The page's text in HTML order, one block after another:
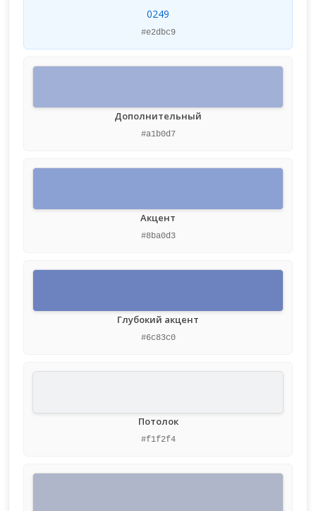
0249
#e2dbc9
Дополнительный
#a1b0d7
Акцент
#8ba0d3
Глубокий акцент
#6c83c0
Потолок
#f1f2f4